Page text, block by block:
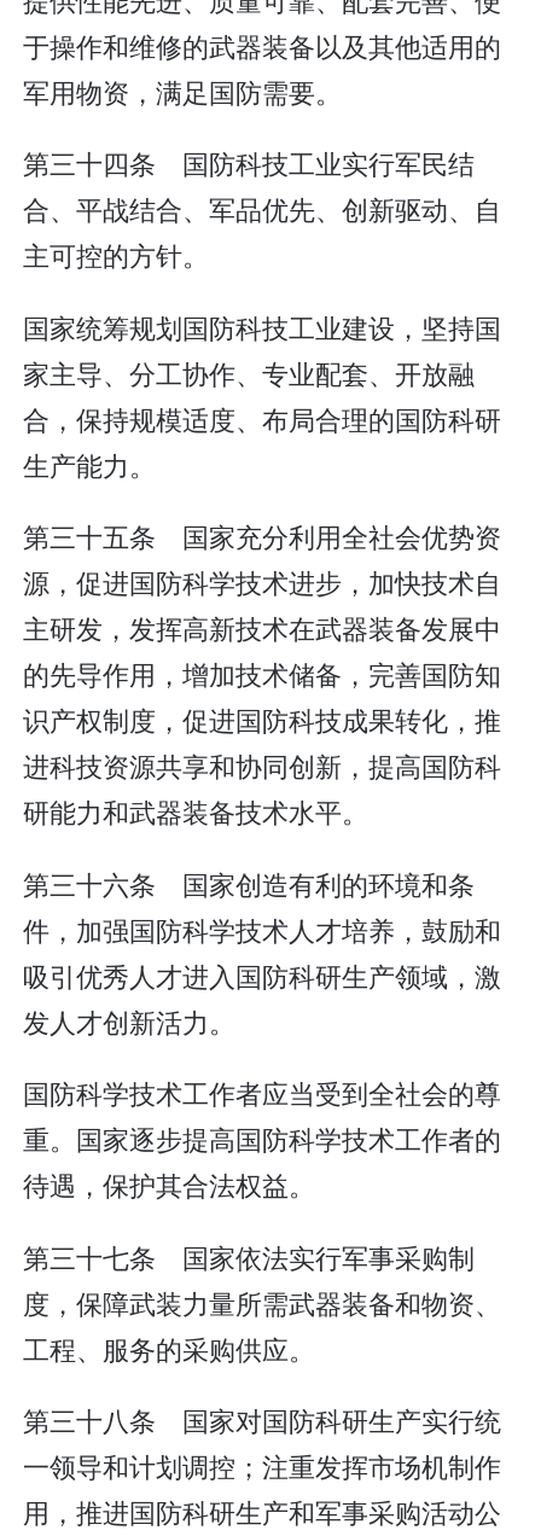
于操作和维修的武器装备以及其他适用的
军用物资，满足国防需要。
第三十四条 国防科技工业实行军民结
合、平战结合、军品优先、创新驱动、自
主可控的方针。
国家统筹规划国防科技工业建设，坚持国
家主导、分工协作、专业配套、开放融
合，保持规模适度、布局合理的国防科研
生产能力。
第三十五条 国家充分利用全社会优势资
源，促进国防科学技术进步，加快技术自
主研发，发挥高新技术在武器装备发展中
的先导作用，增加技术储备，完善国防知
识产权制度，促进国防科技成果转化，推
进科技资源共享和协同创新，提高国防科
研能力和武器装备技术水平。
第三十六条 国家创造有利的环境和条
件，加强国防科学技术人才培养，鼓励和
吸引优秀人才进入国防科研生产领域，激
发人才创新活力。
国防科学技术工作者应当受到全社会的尊
重。国家逐步提高国防科学技术工作者的
待遇，保护其合法权益。
第三十七条 国家依法实行军事采购制
度，保障武装力量所需武器装备和物资、
工程、服务的采购供应。
第三十八条 国家对国防科研生产实行统
一领导和计划调控；注重发挥市场机制作
用，推进国防科研生产和军事采购活动公